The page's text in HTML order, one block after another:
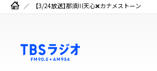
【3/24放送】那須川天心❌カナメストーン